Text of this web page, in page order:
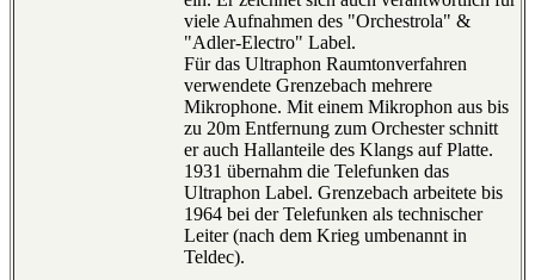
viele Aufnahmen des "Orchestrola" &
"Adler-Electro" Label.
Für das Ultraphon Raumtonverfahren
verwendete Grenzebach mehrere
Mikrophone. Mit einem Mikrophon aus bis
zu 20m Entfernung zum Orchester schnitt
er auch Hallanteile des Klangs auf Platte.
1931 übernahm die Telefunken das
Ultraphon Label. Grenzebach arbeitete bis
1964 bei der Telefunken als technischer
Leiter (nach dem Krieg umbenannt in
Teldec).